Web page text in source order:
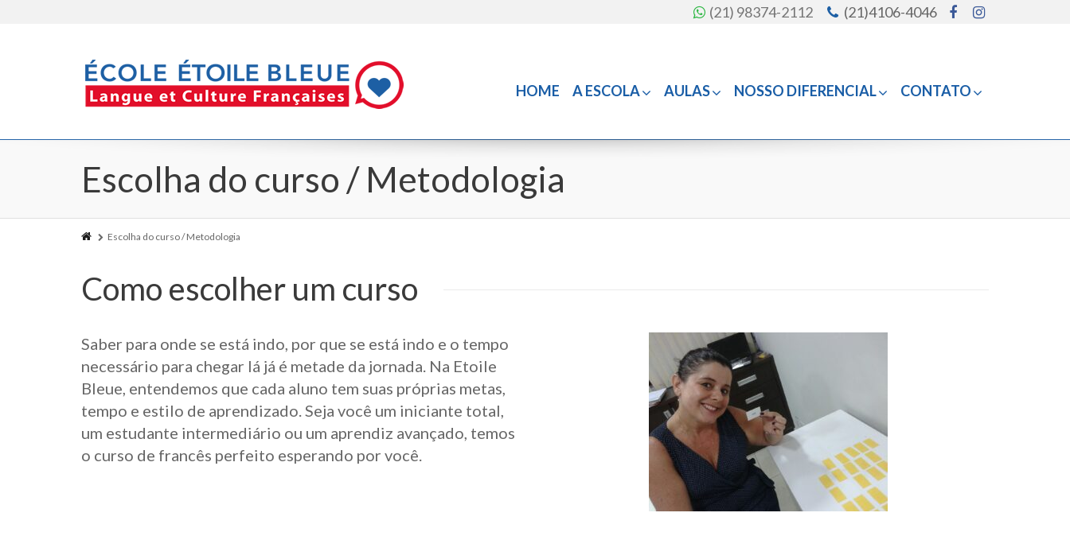
(21) 98374-2112 (21)4106-4046
HOME A ESCOLA AULAS NOSSO DIFERENCIAL CONTATO
Escolha do curso / Metodologia
Escolha do curso / Metodologia
Como escolher um curso
Saber para onde se está indo, por que se está indo e o tempo
necessário para chegar lá já é metade da jornada. Na Etoile
Bleue, entendemos que cada aluno tem suas próprias metas,
tempo e estilo de aprendizado. Seja você um iniciante total,
um estudante intermediário ou um aprendiz avançado, temos
o curso de francês perfeito esperando por você.